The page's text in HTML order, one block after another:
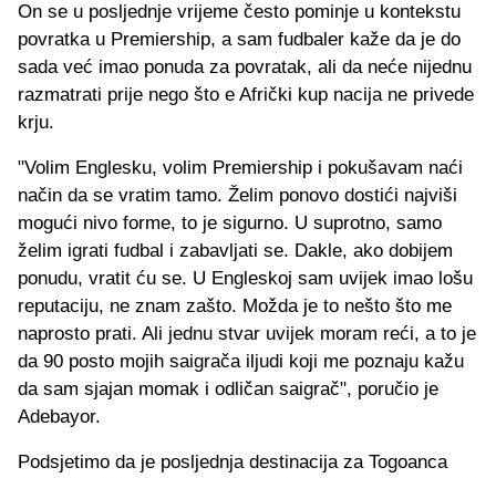
On se u posljednje vrijeme često pominje u kontekstu
povratka u Premiership, a sam fudbaler kaže da je do
sada već imao ponuda za povratak, ali da neće nijednu
razmatrati prije nego što e Afrički kup nacija ne privede
krju.
"Volim Englesku, volim Premiership i pokušavam naći
način da se vratim tamo. Želim ponovo dostići najviši
mogući nivo forme, to je sigurno. U suprotno, samo
želim igrati fudbal i zabavljati se. Dakle, ako dobijem
ponudu, vratit ću se. U Engleskoj sam uvijek imao lošu
reputaciju, ne znam zašto. Možda je to nešto što me
naprosto prati. Ali jednu stvar uvijek moram reći, a to je
da 90 posto mojih saigrača iljudi koji me poznaju kažu
da sam sjajan momak i odličan saigrač", poručio je
Adebayor.
Podsjetimo da je posljednja destinacija za Togoanca